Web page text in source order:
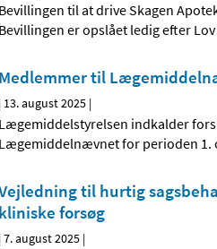
Bevillingen til at drive Skagen
Bevillingen er opslået ledig efter
Medlemmer til
| 13. august 2025 |
Lægemiddelstyrelsen indkalder
Lægemiddelnævnet for perioden 1.
til hurtig
kliniske forsøg
|7. august 2025 |